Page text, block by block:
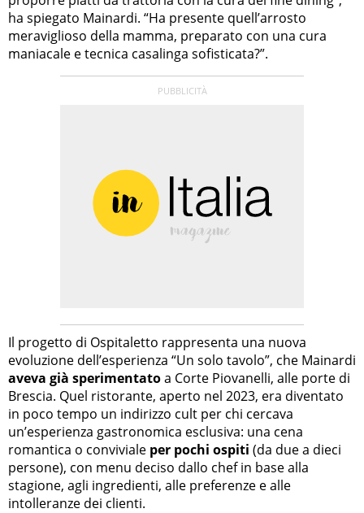
ha spiegato Mainardi. “Ha presente quell’arrosto
meraviglioso della mamma, preparato con una cura
maniacale e tecnica casalinga sofisticata?”.
Il progetto di Ospitaletto rappresenta una nuova
evoluzione dell’esperienza “Un solo tavolo”, che Mainardi
aveva già sperimentatoa Corte Piovanelli, alle porte di
Brescia. Quel ristorante, aperto nel 2023, era diventato
in poco tempo un indirizzo cult per chi cercava
un’esperienza gastronomica esclusiva: una cena
romantica o conviviale per pochi ospiti (da due a dieci
persone), con menu deciso dallo chef in base alla
stagione, agli ingredienti, alle preferenze e alle
intolleranze dei clienti.